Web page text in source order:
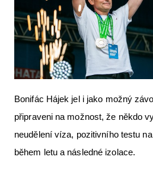
Bonifác Hájek jel i jako možný
připraveni na možnost, že někdo
neudělení víza, pozitivního testu
během letu a následné izolace.